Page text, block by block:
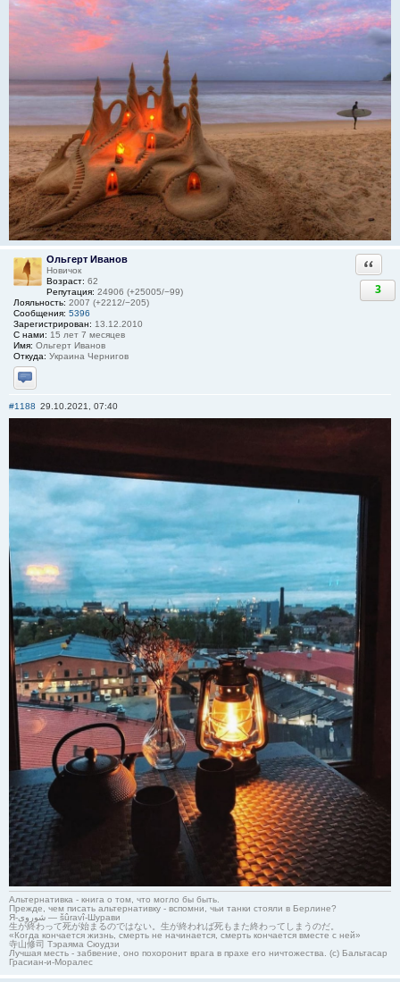
Ольгерт Иванов
Новичок
Возраст: 62
Репутация: 24906 (+25005/−99)
Лояльность: 2007 (+2212/−205)
Сообщения: 5396
Зарегистрирован: 13.12.2010
С нами: 15 лет 7 месяцев
Имя: Ольгерт Иванов
Откуда: Украина Чернигов
Отправить личное сообщение
3
#1188 29.10.2021, 07:40
Альтернативка - книга о том, что могло бы быть.
Прежде, чем писать альтернативку - вспомни, чьи танки стояли в Берлине?
Я-شوروی — šûravî-Шурави
生が終わって死が始まるのではない。生が終われば死もまた終わってしまうのだ。
«Когда кончается жизнь, смерть не начинается, смерть кончается вместе с ней»
寺山修司 Тэраяма Сюудзи
Лучшая месть - забвение, оно похоронит врага в прахе его ничтожества. (с) Бальтасар
Грасиан-и-Моралес